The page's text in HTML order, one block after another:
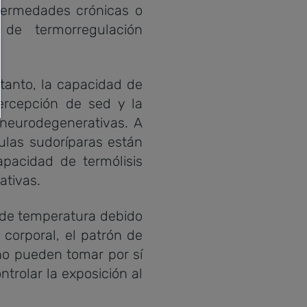
crónicas o
termorregulación
la capacidad de
de sed y la
A
sudoríparas están
de termólisis
temperatura debido
el patrón de
pueden tomar por sí
la exposición al